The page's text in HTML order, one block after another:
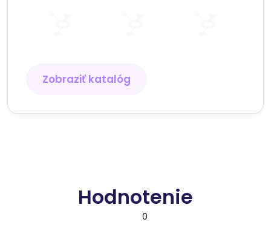
Zobraziť katalóg
Hodnotenie
0